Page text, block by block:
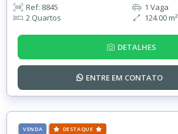
Ref: 8845
2 Quartos
1 Vaga
124.00 m²
DETALHES
ENTRE EM CONTATO
VENDA DESTAQUE